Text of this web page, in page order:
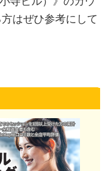
はぜひ参考にして